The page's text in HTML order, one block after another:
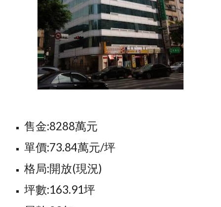
售金:8288萬元
單價:73.84萬元/坪
格局:開放(現況)
坪數:163.91坪